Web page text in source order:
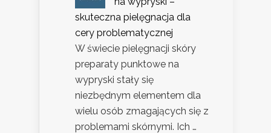
skuteczna pielęgnacja dla
cery problematycznej
W świecie pielęgnacji skóry
preparaty punktowe na
wypryski stały się
niezbędnym elementem dla
wielu osób zmagających się z
problemami skórnymi. Ich …